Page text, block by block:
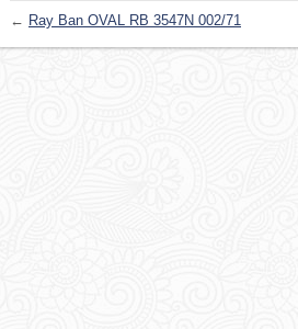
← Ray Ban OVAL RB 3547N 002/71